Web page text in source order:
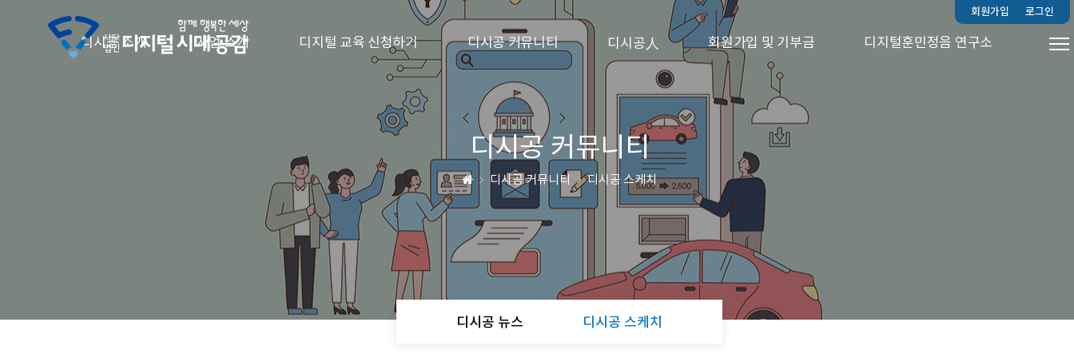
회원가입 로그인
디시공 소개 사업 소개 디지털 교육 신청하기 디시공 커뮤니티 디시공人 회원가입 및 기부금 디지털훈민정음 연구소
디시공 커뮤니티
디시공 커뮤니티 디시공 스케치
디시공 뉴스 디시공 스케치